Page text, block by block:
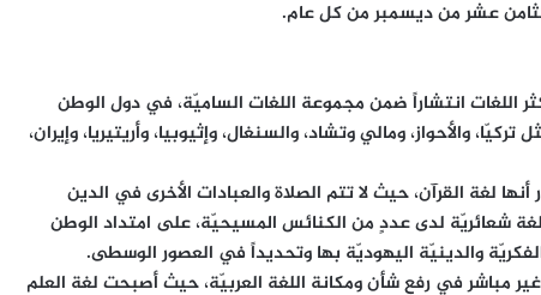
عشر من ديسمبر من كل عام.
اللغات انتشاراً ضمن مجموعة اللغات الساميّة، في دول الوطن
والأحواز، ومالي وتشاد، والسنغال، وإثيوبيا، وأريتيريا، وإيران،
لغة القرآن، حيث لا تتم الصلاة والعبادات الأخرى في الدين
لغة شعائريّة لدى عددٍ من الكنائس المسيحيّة، على امتداد الوطن
والدينيّة اليهوديّة بها وتحديداً في العصور الوسطى.
وغير مباشر في رفع شأن ومكانة اللغة العربيّة، حيث أصبحت لغة العلم